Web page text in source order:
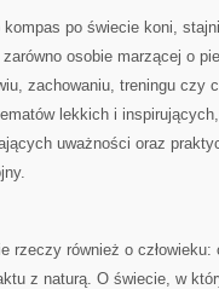
po świecie koni,
osobie marzącej o
zachowaniu, treningu czy
lekkich i
uważności oraz
rzeczy również o
z naturą. O świecie, w